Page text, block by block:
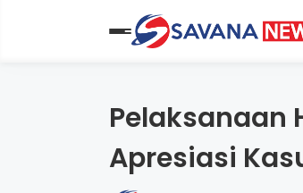
Pelaksanaan
Apresiasi